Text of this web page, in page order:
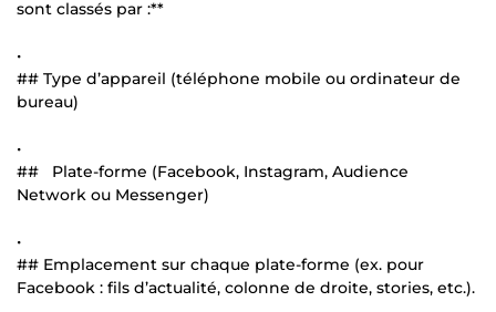
sont classés par :**
•
## Type d’appareil (téléphone mobile ou ordinateur de
bureau)
•
## Plate-forme (Facebook, Instagram, Audience
Network ou Messenger)
•
## Emplacement sur chaque plate-forme (ex. pour
Facebook : fils d’actualité, colonne de droite, stories, etc.).